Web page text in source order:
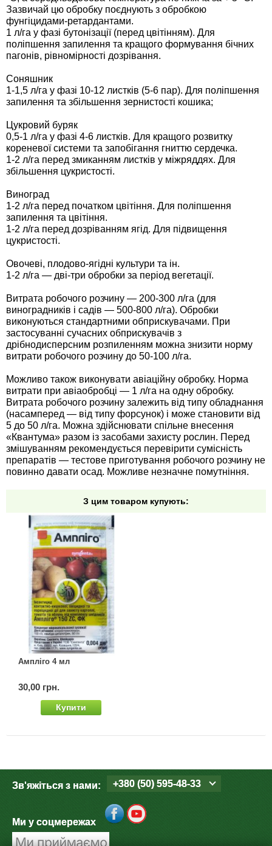
Зазвичай цю обробку поєднують з обробкою
фунгіцидами-ретардантами.
1 л/га у фазі бутонізації (перед цвітінням). Для
поліпшення запилення та кращого формування бічних
пагонів, рівномірності дозрівання.
Соняшник
1-1,5 л/га у фазі 10-12 листків (5-6 пар). Для поліпшення
запилення та збільшення зернистості кошика;
Цукровий буряк
0,5-1 л/га у фазі 4-6 листків. Для кращого розвитку
кореневої системи та запобігання гниттю сердечка.
1-2 л/га перед змиканням листків у міжряддях. Для
збільшення цукристості.
Виноград
1-2 л/га перед початком цвітіння. Для поліпшення
запилення та цвітіння.
1-2 л/га перед дозріванням ягід. Для підвищення
цукристості.
Овочеві, плодово-ягідні культури та ін.
1-2 л/га — дві-три обробки за період вегетації.
Витрата робочого розчину — 200-300 л/га (для
виноградників і садів — 500-800 л/га). Обробки
виконуються стандартними обприскувачами. При
застосуванні сучасних обприскувачів з
дрібнодисперсним розпиленням можна знизити норму
витрати робочого розчину до 50-100 л/га.
Можливо також виконувати авіаційну обробку. Норма
витрати при авіаобробці — 1 л/га на одну обробку.
Витрата робочого розчину залежить від типу обладнання
(насамперед — від типу форсунок) і може становити від
5 до 50 л/га. Можна здійснювати спільне внесення
«Квантума» разом із засобами захисту рослин. Перед
змішуванням рекомендується перевірити сумісність
препаратів — тестове приготування робочого розчину не
повинно давати осад. Можливе незначне помутніння.
З цим товаром купують:
Ампліго 4 мл
30,00 грн.
Купити
Зв'яжіться з нами: +380 (50) 595-48-33
Ми у соцмережах
Семена шпината
Семена щавеля
Элитные семена в банках
Лидеры продаж
Купить семена - хиты продаж
Архив